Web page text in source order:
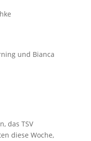
und Bianca
das TSV
diese Woche,